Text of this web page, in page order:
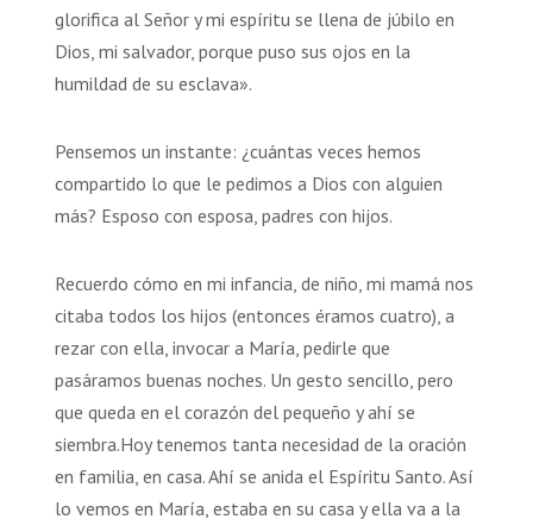
glorifica al Señor y mi espíritu se llena de júbilo en
Dios, mi salvador, porque puso sus ojos en la
humildad de su esclava».
Pensemos un instante: ¿cuántas veces hemos
compartido lo que le pedimos a Dios con alguien
más? Esposo con esposa, padres con hijos.
Recuerdo cómo en mi infancia, de niño, mi mamá nos
citaba todos los hijos (entonces éramos cuatro), a
rezar con ella, invocar a María, pedirle que
pasáramos buenas noches. Un gesto sencillo, pero
que queda en el corazón del pequeño y ahí se
siembra.Hoy tenemos tanta necesidad de la oración
en familia, en casa. Ahí se anida el Espíritu Santo. Así
lo vemos en María, estaba en su casa y ella va a la